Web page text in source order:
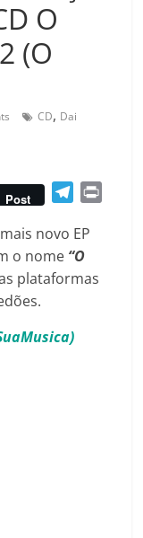
O
(O
CD, Dai
Post
l
e
g
m
novo EP
o nome “O
plataformas